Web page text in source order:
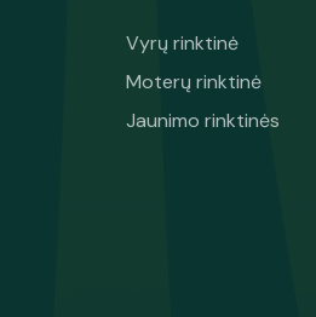
Vyrų rinktinė
Moterų rinktinė
Jaunimo rinktinės